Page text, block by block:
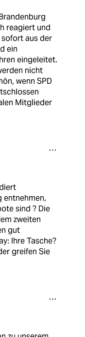
reagiert und
sofort aus der
ein
eingeleitet.
nicht
wenn SPD
Mitglieder
entnehmen,
sind ? Die
zweiten
gut
Ihre Tasche?
greifen Sie